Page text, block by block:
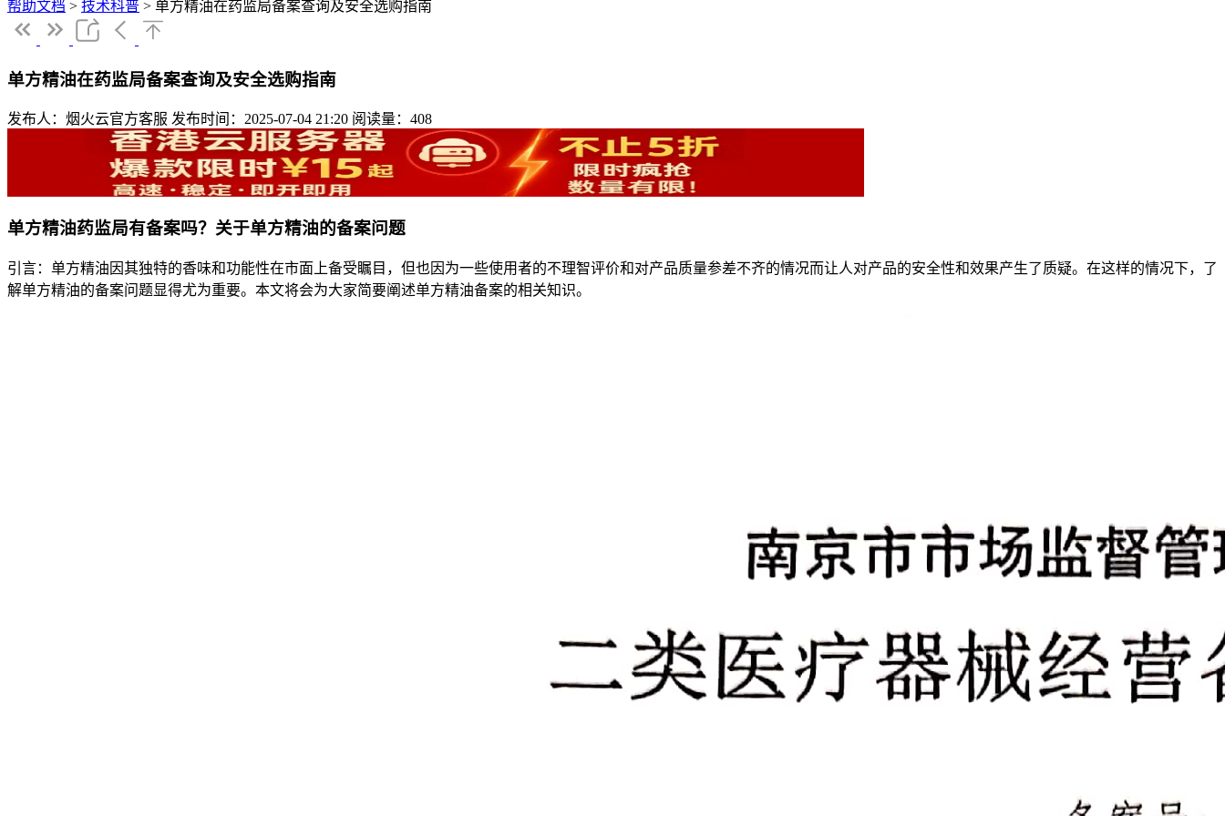
帮助文档 > 技术科普 > 单方精油在药监局备案查询及安全选购指南
单方精油在药监局备案查询及安全选购指南
发布人：烟火云官方客服 发布时间：2025-07-04 21:20 阅读量：408
单方精油药监局有备案吗？关于单方精油的备案问题
引言：单方精油因其独特的香味和功能性在市面上备受瞩目，但也因为一些使用者的不理智评价和对产品质量参差不齐的情况而让人对产品的安全性和效果产生了质疑。在这样的情况下，了
解单方精油的备案问题显得尤为重要。本文将会为大家简要阐述单方精油备案的相关知识。